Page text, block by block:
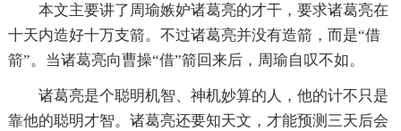
本文主要讲了周瑜嫉妒诸葛亮的才干，要求诸葛亮在
十天内造好十万支箭。不过诸葛亮并没有造箭，而是“借
箭”。当诸葛亮向曹操“借”箭回来后，周瑜自叹不如。
诸葛亮是个聪明机智、神机妙算的人，他的计不只是
靠他的聪明才智。诸葛亮还要知天文，才能预测三天后会